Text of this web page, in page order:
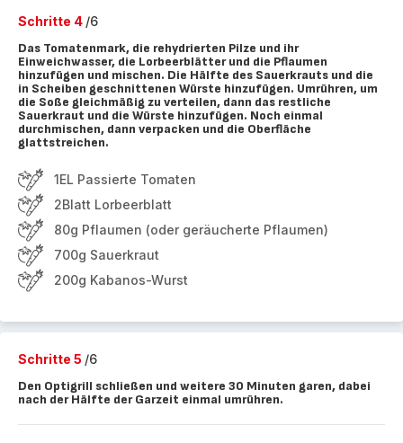
Schritte 4 /6
Das Tomatenmark, die rehydrierten Pilze und ihr
Einweichwasser, die Lorbeerblätter und die Pflaumen
hinzufügen und mischen. Die Hälfte des Sauerkrauts und die
in Scheiben geschnittenen Würste hinzufügen. Umrühren, um
die Soße gleichmäßig zu verteilen, dann das restliche
Sauerkraut und die Würste hinzufügen. Noch einmal
durchmischen, dann verpacken und die Oberfläche
glattstreichen.
1EL Passierte Tomaten
2Blatt Lorbeerblatt
80g Pflaumen (oder geräucherte Pflaumen)
700g Sauerkraut
200g Kabanos-Wurst
Schritte 5 /6
Den Optigrill schließen und weitere 30 Minuten garen, dabei
nach der Hälfte der Garzeit einmal umrühren.